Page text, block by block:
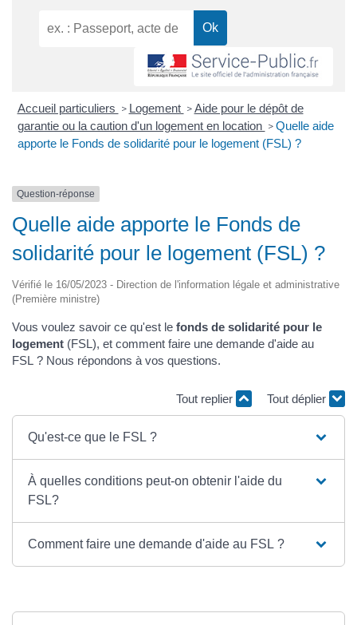
Accueil particuliers > Logement > Aide pour le dépôt de
garantie ou la caution d'un logement en location > Quelle aide
apporte le Fonds de solidarité pour le logement (FSL) ?
Question-réponse
Quelle aide apporte le Fonds de
solidarité pour le logement (FSL) ?
Vérifié le 16/05/2023 - Direction de l'information légale et administrative
(Première ministre)
Vous voulez savoir ce qu'est le fonds de solidarité pour le
logement (FSL), et comment faire une demande d'aide au
FSL ? Nous répondons à vos questions.
Tout replier Tout déplier
Qu'est-ce que le FSL ?
À quelles conditions peut-on obtenir l'aide du
FSL?
Comment faire une demande d'aide au FSL ?